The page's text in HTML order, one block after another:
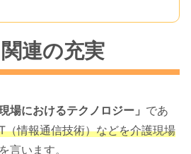
連の充実
場におけるテクノロジー」 であ
（情報通信技術）などを介護現場
を言います。